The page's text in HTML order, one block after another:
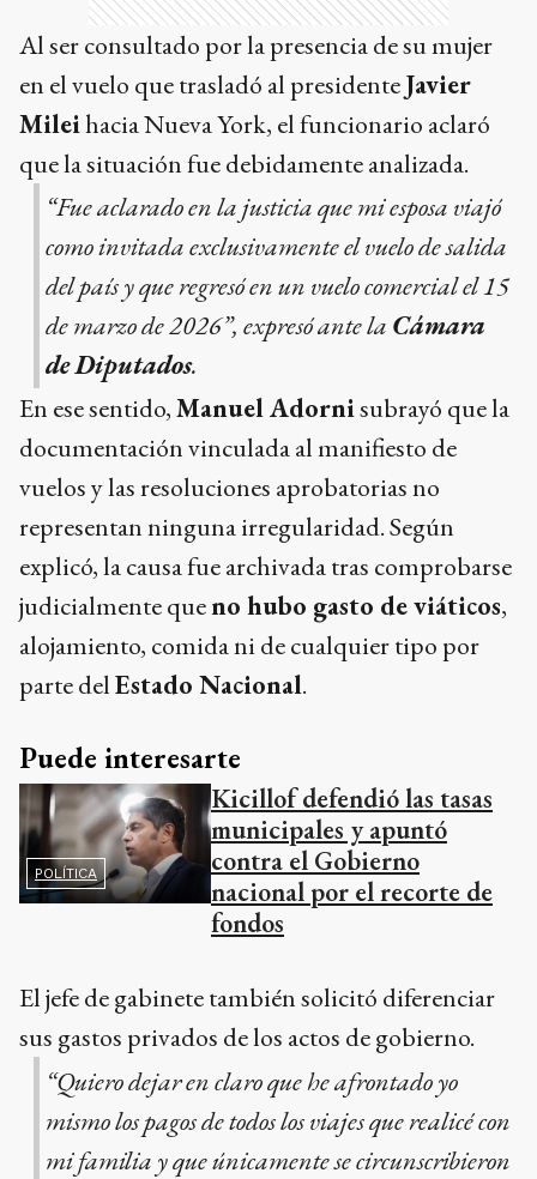
Al ser consultado por la presencia de su mujer
en el vuelo que trasladó al presidenteJavier
Mileihacia Nueva York, el funcionario aclaró
que la situación fue debidamente analizada.
“Fue aclarado en la justicia que mi esposa viajó
como invitada exclusivamente el vuelo de salida
del país y que regresó en un vuelo comercial el 15
de marzo de 2026”, expresó ante la Cámara
de Diputados.
En ese sentido,Manuel Adornisubrayó que la
documentación vinculada al manifiesto de
vuelos y las resoluciones aprobatorias no
representan ninguna irregularidad. Según
explicó, la causa fue archivada tras comprobarse
judicialmente queno hubo gasto de viáticos,
alojamiento, comida ni de cualquier tipo por
parte delEstado Nacional.
Puede interesarte
POLÍTICA
Kicillof defendió las tasas
municipales y apuntó
contra el Gobierno
nacional por el recorte de
fondos
El jefe de gabinete también solicitó diferenciar
sus gastos privados de los actos de gobierno.
“Quiero dejar en claro que he afrontado yo
mismo los pagos de todos los viajes que realicé con
mi familia y que únicamente se circunscribieron